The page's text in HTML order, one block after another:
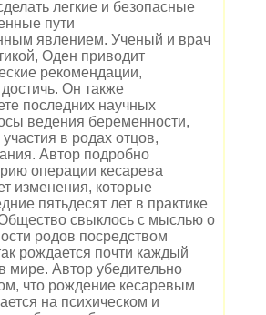
легкие и безопасные
пути
явлением. Ученый и врач
Оден приводит
рекомендации,
Он также
последних научных
ведения беременности,
в родах отцов,
Автор подробно
операции кесарева
изменения, которые
пятьдесят лет в практике
свыклось с мыслью о
родов посредством
рождается почти каждый
мире. Автор убедительно
что рождение кесаревым
на психическом и